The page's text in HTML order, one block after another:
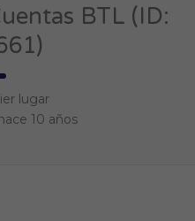
BTL (ID:
lugar
10 años